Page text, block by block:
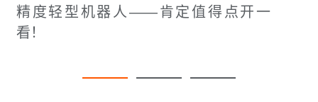
精度轻型机器人——肯定值得点开一
看！